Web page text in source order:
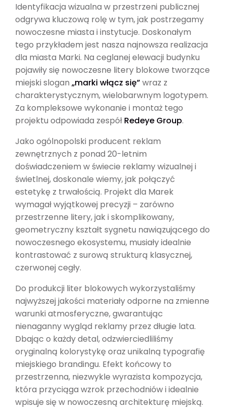
Identyfikacja wizualna w przestrzeni publicznej
odgrywa kluczową rolę w tym, jak postrzegamy
nowoczesne miasta i instytucje. Doskonałym
tego przykładem jest nasza najnowsza realizacja
dla miasta Marki. Na ceglanej elewacji budynku
pojawiły się nowoczesne litery blokowe tworzące
miejski slogan „marki włącz się”wraz z
charakterystycznym, wielobarwnym logotypem.
Za kompleksowe wykonanie i montaż tego
projektu odpowiada zespół Redeye Group.
Jako ogólnopolski producent reklam
zewnętrznych z ponad 20-letnim
doświadczeniem w świecie reklamy wizualnej i
świetlnej, doskonale wiemy, jak połączyć
estetykę z trwałością. Projekt dla Marek
wymagał wyjątkowej precyzji – zarówno
przestrzenne litery, jak i skomplikowany,
geometryczny kształt sygnetu nawiązującego do
nowoczesnego ekosystemu, musiały idealnie
kontrastować z surową strukturą klasycznej,
czerwonej cegły.
Do produkcji liter blokowych wykorzystaliśmy
najwyższej jakości materiały odporne na zmienne
warunki atmosferyczne, gwarantując
nienaganny wygląd reklamy przez długie lata.
Dbając o każdy detal, odzwierciedliliśmy
oryginalną kolorystykę oraz unikalną typografię
miejskiego brandingu. Efekt końcowy to
przestrzenna, niezwykle wyrazista kompozycja,
która przyciąga wzrok przechodniów i idealnie
wpisuje się w nowoczesną architekturę miejską.